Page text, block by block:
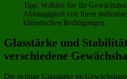
Tipp: Wählen Sie Ihr
Abhängigkeit von Ihren
klimatischen Bedingungen.
Glasstärke und
verschiedene
Die richtige Glasstärke im